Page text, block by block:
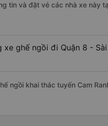
tin và đặt vé các nhà xe này
ghế ngồi đi Quận 8 -
ngồi khai thác tuyến Cam